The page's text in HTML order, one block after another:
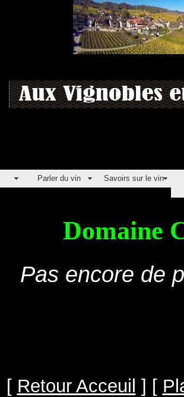
Parler du vin Savoirs sur le vin
Domaine
Pas encore de
[ Retour Acceuil ] [